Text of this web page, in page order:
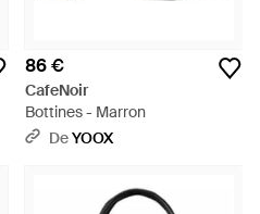
86 €
CafeNoir
Bottines - Marron
DeYOOX